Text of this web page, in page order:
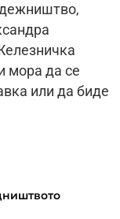
мора да се
или да биде